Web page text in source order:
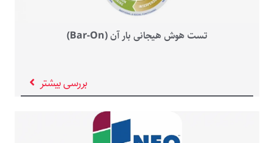
تست هوش هیجانی بار آن (Bar-On)
بررسی بیشتر